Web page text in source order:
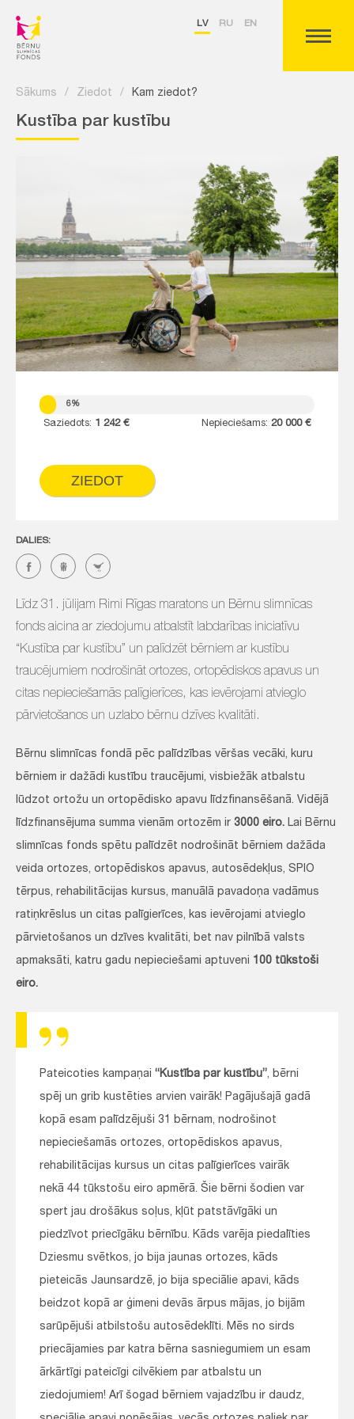
LV RU EN
Sākums / Ziedot / Kam ziedot?
Kustība par kustību
6%
Saziedots: 1 242 € Nepieciešams: 20 000 €
ZIEDOT
DALIES:
Līdz 31. jūlijam Rimi Rīgas maratons un Bērnu slimnīcas
fonds aicina ar ziedojumu atbalstīt labdarības iniciatīvu
“Kustība par kustību” un palīdzēt bērniem ar kustību
traucējumiem nodrošināt ortozes, ortopēdiskos apavus un
citas nepieciešamās palīgierīces, kas ievērojami atvieglo
pārvietošanos un uzlabo bērnu dzīves kvalitāti.
Bērnu slimnīcas fondā pēc palīdzības vēršas vecāki, kuru
bērniem ir dažādi kustību traucējumi, visbiežāk atbalstu
lūdzot ortožu un ortopēdisko apavu līdzfinansēšanā. Vidējā
līdzfinansējuma summa vienām ortozēm ir 3000 eiro. Lai Bērnu
slimnīcas fonds spētu palīdzēt nodrošināt bērniem dažāda
veida ortozes, ortopēdiskos apavus, autosēdekļus, SPIO
tērpus, rehabilitācijas kursus, manuālā pavadoņa vadāmus
ratiņkrēslus un citas palīgierīces, kas ievērojami atvieglo
pārvietošanos un dzīves kvalitāti, bet nav pilnībā valsts
apmaksāti, katru gadu nepieciešami aptuveni 100 tūkstoši
eiro.
Pateicoties kampaņai “Kustība par kustību”, bērni
spēj un grib kustēties arvien vairāk! Pagājušajā gadā
kopā esam palīdzējuši 31 bērnam, nodrošinot
nepieciešamās ortozes, ortopēdiskos apavus,
rehabilitācijas kursus un citas palīgierīces vairāk
nekā 44 tūkstošu eiro apmērā. Šie bērni šodien var
spert jau drošākus soļus, kļūt patstāvīgāki un
piedzīvot priecīgāku bērnību. Kāds varēja piedalīties
Dziesmu svētkos, jo bija jaunas ortozes, kāds
pieteicās Jaunsardzē, jo bija speciālie apavi, kāds
beidzot kopā ar ģimeni devās ārpus mājas, jo bijām
sarūpējuši atbilstošu autosēdeklīti. Mēs no sirds
priecājamies par katra bērna sasniegumiem un esam
ārkārtīgi pateicīgi cilvēkiem par atbalstu un
ziedojumiem! Arī šogad bērniem vajadzību ir daudz,